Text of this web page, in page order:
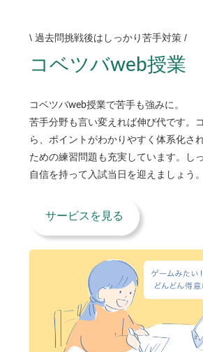
\ 過去問挑戦後はしっかり苦手対策 /
コベツバweb授業
コベツバweb授業で苦手も強みに。
苦手分野も言い変えれば伸び代です。
ら、ポイントがわかりやすく体系化さ
ための練習問題も充実しています。し
自信を持って入試当日を迎えましょう。
サービスを見る